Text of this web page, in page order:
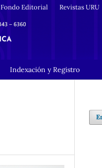
Indexación y Registro
Fondo Editorial Revistas URU